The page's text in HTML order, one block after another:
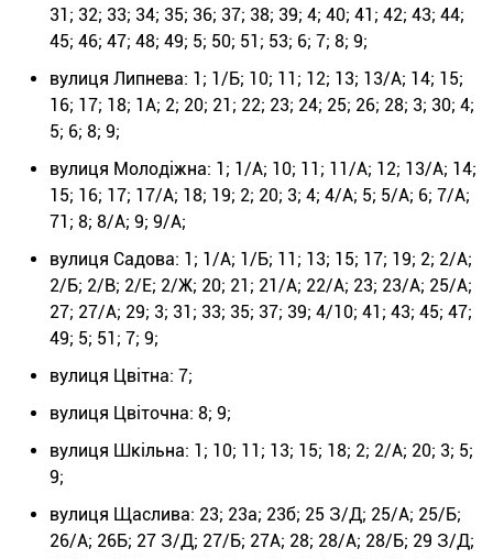
31; 32; 33; 34; 35; 36; 37; 38; 39; 4; 40; 41; 42; 43; 44;
45; 46; 47; 48; 49; 5; 50; 51; 53; 6; 7; 8; 9;
вулиця Липнева: 1; 1/Б; 10; 11; 12; 13; 13/А; 14; 15;
16; 17; 18; 1А; 2; 20; 21; 22; 23; 24; 25; 26; 28; 3; 30; 4;
5; 6; 8; 9;
вулиця Молодіжна: 1; 1/А; 10; 11; 11/А; 12; 13/А; 14;
15; 16; 17; 17/А; 18; 19; 2; 20; 3; 4; 4/А; 5; 5/А; 6; 7/А;
71; 8; 8/А; 9; 9/А;
вулиця Садова: 1; 1/А; 1/Б; 11; 13; 15; 17; 19; 2; 2/А;
2/Б; 2/В; 2/Е; 2/Ж; 20; 21; 21/А; 22/А; 23; 23/А; 25/А;
27; 27/А; 29; 3; 31; 33; 35; 37; 39; 4/10; 41; 43; 45; 47;
49; 5; 51; 7; 9;
вулиця Цвітна: 7;
вулиця Цвіточна: 8; 9;
вулиця Шкільна: 1; 10; 11; 13; 15; 18; 2; 2/А; 20; 3; 5;
9;
вулиця Щаслива: 23; 23а; 23б; 25 З/Д; 25/А; 25/Б;
26/А; 26Б; 27 З/Д; 27/Б; 27А; 28; 28/А; 28/Б; 29 З/Д;